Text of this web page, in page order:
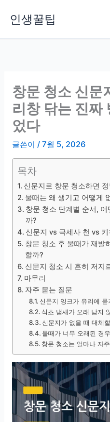
인생꿀팁
창문 청소 신문
리창 닦는 진짜
었다
글쓴이 /7월 5, 2026
목차
신문지로 창문 청소하면
물때는 왜 생기고 어떻게
창문 청소 단계별 순서,
까?
신문지 vs 극세사 천 vs
창문 청소 후 물때가 재발
할까?
신문지 청소 시 흔히 저지
마무리
자주 묻는 질문
신문지 잉크가 유리에
식초 냄새가 오래 남지
신문지가 없을 때 대체
물때가 너무 오래된 경
창문 청소는 얼마나 자